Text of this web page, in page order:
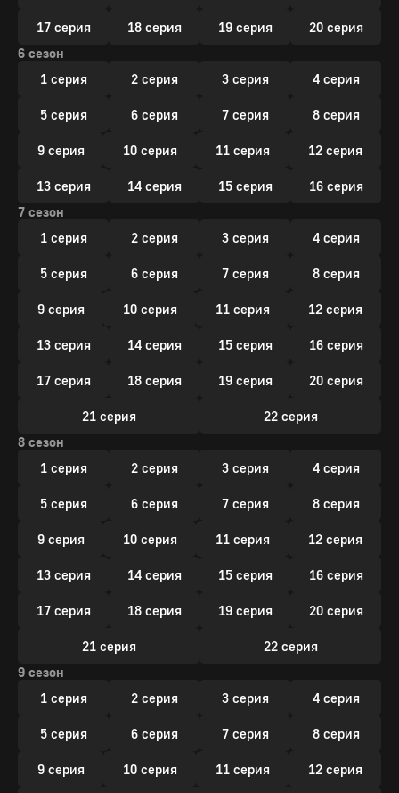
17 серия 18 серия 19 серия
20 серия
6 сезон
1 серия
2 серия 3 серия 4 серия
5 серия 6 серия 7 серия 8 серия
9 серия 10 серия 11 серия 12 серия
13 серия 14 серия 15 серия
16 серия
7 сезон
1 серия
2 серия 3 серия 4 серия
5 серия 6 серия 7 серия 8 серия
9 серия 10 серия 11 серия 12 серия
13 серия 14 серия 15 серия 16 серия
17 серия 18 серия 19 серия 20 серия
21 серия
22 серия
8 сезон
1 серия
2 серия 3 серия 4 серия
5 серия 6 серия 7 серия 8 серия
9 серия 10 серия 11 серия 12 серия
13 серия 14 серия 15 серия 16 серия
17 серия 18 серия 19 серия 20 серия
21 серия
22 серия
9 сезон
1 серия
2 серия 3 серия 4 серия
5 серия 6 серия 7 серия 8 серия
9 серия 10 серия 11 серия 12 серия